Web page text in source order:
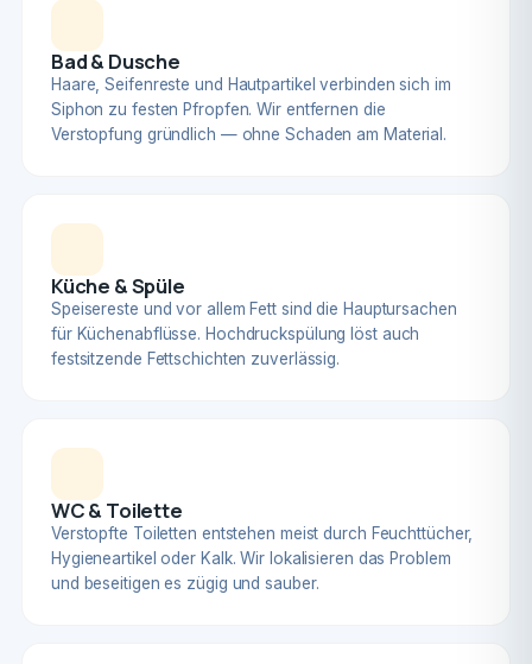
Bad & Dusche
Haare, Seifenreste und Hautpartikel verbinden sich im
Siphon zu festen Pfropfen. Wir entfernen die
Verstopfung gründlich — ohne Schaden am Material.
Küche & Spüle
Speisereste und vor allem Fett sind die Hauptursachen
für Küchenabflüsse. Hochdruckspülung löst auch
festsitzende Fettschichten zuverlässig.
WC & Toilette
Verstopfte Toiletten entstehen meist durch Feuchttücher,
Hygieneartikel oder Kalk. Wir lokalisieren das Problem
und beseitigen es zügig und sauber.